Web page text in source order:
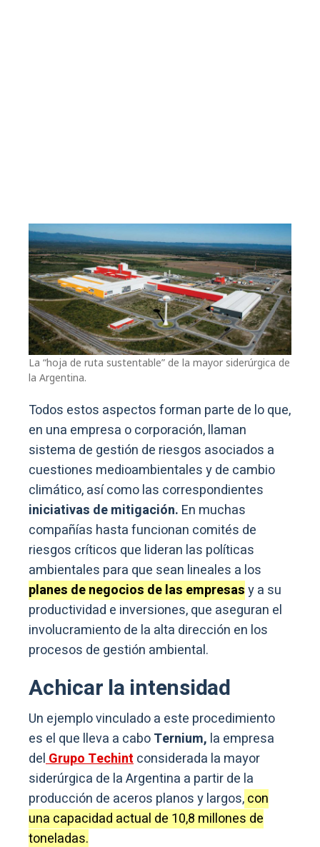
La “hoja de ruta sustentable” de la mayor siderúrgica de
la Argentina.
Todos estos aspectos forman parte de lo que,
en una empresa o corporación, llaman
sistema de gestión de riesgos asociados a
cuestiones medioambientales y de cambio
climático, así como las correspondientes
iniciativas de mitigación. En muchas
compañías hasta funcionan comités de
riesgos críticos que lideran las políticas
ambientales para que sean lineales a los
planes de negocios de las empresasy a su
productividad e inversiones, que aseguran el
involucramiento de la alta dirección en los
procesos de gestión ambiental.
Achicar la intensidad
Un ejemplo vinculado a este procedimiento
es el que lleva a caboTernium, la empresa
delGrupo Techintconsiderada la mayor
siderúrgica de la Argentina a partir de la
producción de aceros planos y largos,con
una capacidad actual de 10,8 millones de
toneladas.